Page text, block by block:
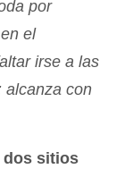
por
el
irse a las
alcanza con
dos sitios